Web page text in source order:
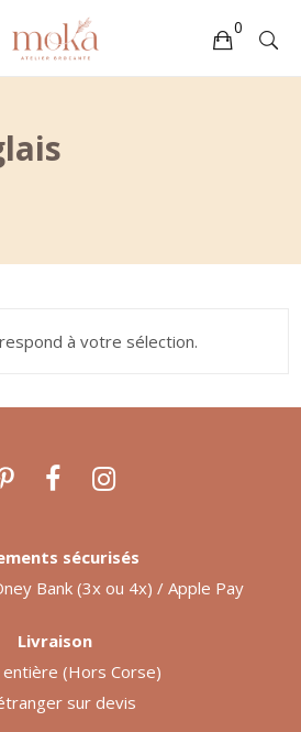
0
à votre sélection.
sécurisés
Bank (3x ou 4x) / Apple Pay
Livraison
entière (Hors Corse)
sur devis